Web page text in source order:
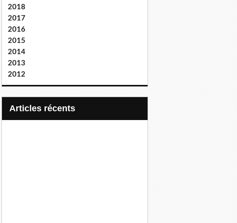
2018
2017
2016
2015
2014
2013
2012
articles récents